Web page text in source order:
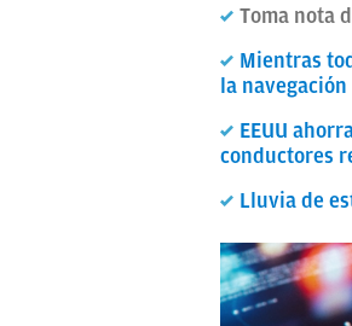
Toma nota
Mientras
la navegación
EEUU
conductores
Lluvia de